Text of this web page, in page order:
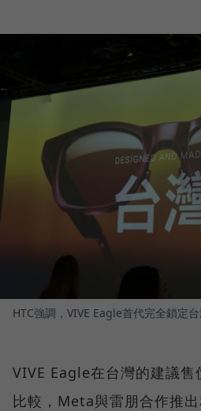
HTC強調，VIVE Eagle首代完全鎖定台
VIVE Eagle在台灣的建議
比較，Meta與雷朋合作推